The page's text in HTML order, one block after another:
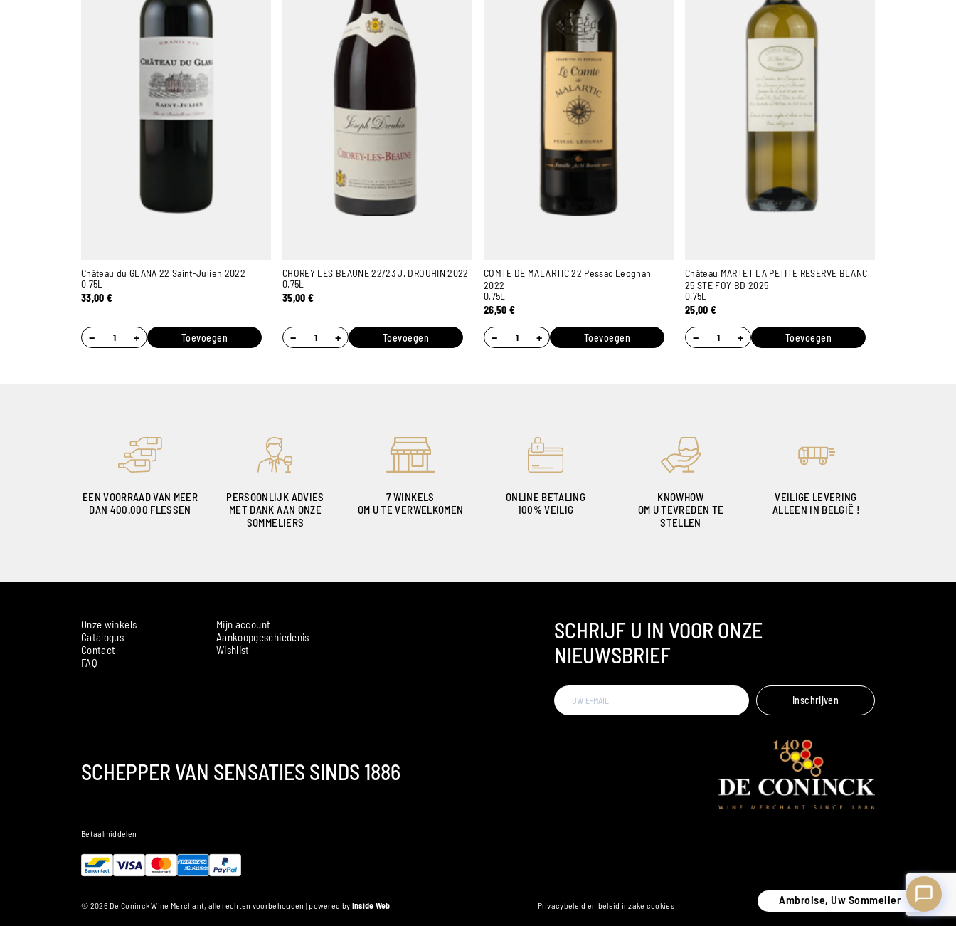
Château du GLANA 22 Saint-Julien 2022
0,75L
33,00€
− + Toevoegen
CHOREY LES BEAUNE 22/23 J. DROUHIN 2022
0,75L
35,00€
− + Toevoegen
COMTE DE MALARTIC 22 Pessac Leognan
2022
0,75L
26,50€
− + Toevoegen
Château MARTET LA PETITE RESERVE BLANC
25 STE FOY BD 2025
0,75L
25,00€
− + Toevoegen
EEN VOORRAAD VAN MEER
DAN 400.000 FLESSEN
PERSOONLIJK ADVIES
MET DANK AAN ONZE
SOMMELIERS
7 WINKELS
OM U TE VERWELKOMEN
ONLINE BETALING
100% VEILIG
KNOWHOW
OM U TEVREDEN TE
STELLEN
VEILIGE LEVERING
ALLEEN IN BELGIË !
Onze winkels
Catalogus
Contact
FAQ
Mijn account
Aankoopgeschiedenis
Wishlist
SCHRIJF U IN VOOR ONZE
NIEUWSBRIEF
Inschrijven
SCHEPPER VAN SENSATIES SINDS 1886
Betaalmiddelen
© 2026 De Coninck Wine Merchant, alle rechten voorbehouden | powered by Inside Web Privacybeleid en beleid inzake cookies Ambroise, Uw Sommelier
Ambroise, Uw Sommelier
Beschikbaar om u te adviseren